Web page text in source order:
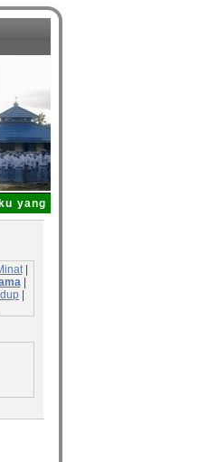
dipinjam dari Perpustakaan
|
|
|